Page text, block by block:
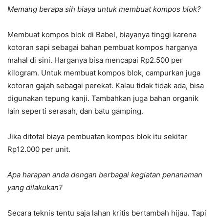
Memang berapa sih biaya untuk membuat kompos blok?
Membuat kompos blok di Babel, biayanya tinggi karena
kotoran sapi sebagai bahan pembuat kompos harganya
mahal di sini. Harganya bisa mencapai Rp2.500 per
kilogram. Untuk membuat kompos blok, campurkan juga
kotoran gajah sebagai perekat. Kalau tidak tidak ada, bisa
digunakan tepung kanji. Tambahkan juga bahan organik
lain seperti serasah, dan batu gamping.
Jika ditotal biaya pembuatan kompos blok itu sekitar
Rp12.000 per unit.
Apa harapan anda dengan berbagai kegiatan penanaman
yang dilakukan?
Secara teknis tentu saja lahan kritis bertambah hijau. Tapi